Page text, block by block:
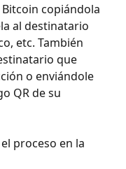
copiándola
al destinatario
etc. También
que
o enviándole
QR de su
proceso en la